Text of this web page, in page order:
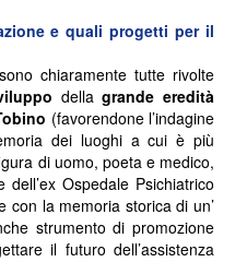
e quali progetti per il
chiaramente tutte rivolte
dellagrande eredità
(favorendone l’indagine
dei luoghi a cui è più
di uomo, poeta e medico,
Ospedale Psichiatrico
con la memoria storica di un’
strumento di promozione
il futuro dell’assistenza